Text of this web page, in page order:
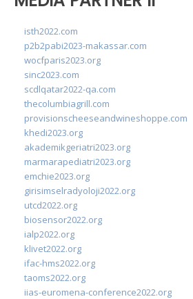
isth2022.com
p2b2pabi2023-makassar.com
wocfparis2023.org
sinc2023.com
scdlqatar2022-qa.com
thecolumbiagrill.com
provisionscheeseandwineshoppe.com
khedi2023.org
akademikgeriatri2023.org
marmarapediatri2023.org
emchie2023.org
girisimselradyoloji2022.org
utcd2022.org
biosensor2022.org
ialp2022.org
klivet2022.org
ifac-hms2022.org
taoms2022.org
iias-euromena-conference2022.org